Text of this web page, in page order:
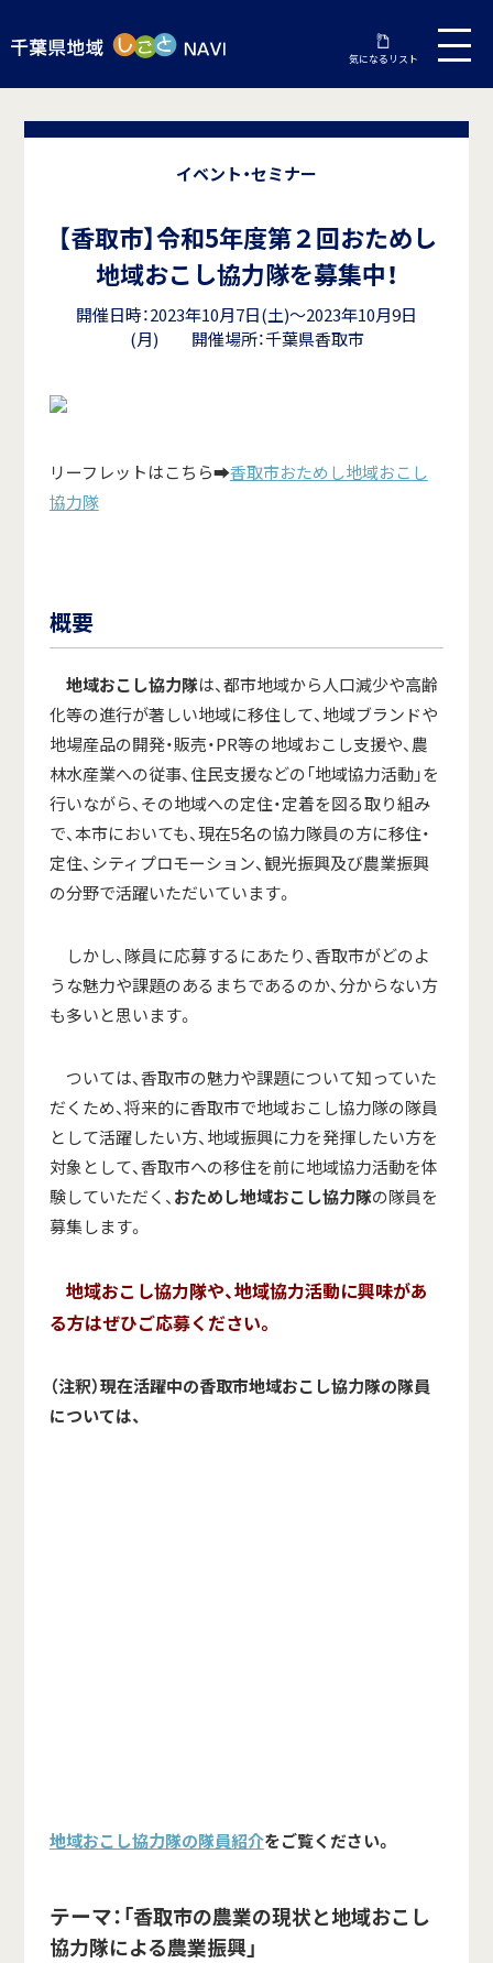
気になるリスト
イベント・セミナー
【香取市】令和5年度第２回おためし
地域おこし協力隊を募集中！
開催日時：2023年10月7日(土)～2023年10月9日
(月) 開催場所：千葉県香取市
リーフレットはこちら➡香取市おためし地域おこし
協力隊
概要
地域おこし協力隊は、都市地域から人口減少や高齢
化等の進行が著しい地域に移住して、地域ブランドや
地場産品の開発・販売・PR等の地域おこし支援や、農
林水産業への従事、住民支援などの「地域協力活動」を
行いながら、その地域への定住・定着を図る取り組み
で、本市においても、現在5名の協力隊員の方に移住・
定住、シティプロモーション、観光振興及び農業振興
の分野で活躍いただいています。
しかし、隊員に応募するにあたり、香取市がどのよ
うな魅力や課題のあるまちであるのか、分からない方
も多いと思います。
ついては、香取市の魅力や課題について知っていた
だくため、将来的に香取市で地域おこし協力隊の隊員
として活躍したい方、地域振興に力を発揮したい方を
対象として、香取市への移住を前に地域協力活動を体
験していただく、おためし地域おこし協力隊の隊員を
募集します。
地域おこし協力隊や、地域協力活動に興味があ
る方はぜひご応募ください。
（注釈）現在活躍中の香取市地域おこし協力隊の隊員
については、
地域おこし協力隊の隊員紹介をご覧ください。
テーマ：「香取市の農業の現状と地域おこし
協力隊による農業振興」